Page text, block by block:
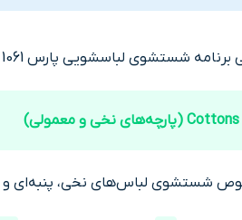
پارس 1061 خواهیم پرداخت و هر برنامه را به صورت مفصل تر توضیح می‌دهیم.
شستشوی لباس‌های نخی، پنبه‌ای و